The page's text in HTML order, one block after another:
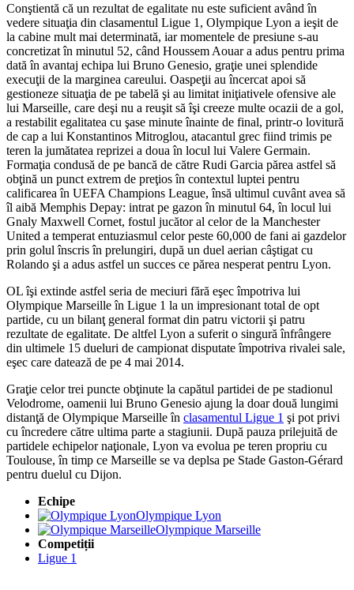
Conştientă că un rezultat de egalitate nu este suficient având în
vedere situaţia din clasamentul Ligue 1, Olympique Lyon a ieşit de
la cabine mult mai determinată, iar momentele de presiune s-au
concretizat în minutul 52, când Houssem Aouar a adus pentru prima
dată în avantaj echipa lui Bruno Genesio, graţie unei splendide
execuţii de la marginea careului. Oaspeţii au încercat apoi să
gestioneze situaţia de pe tabelă şi au limitat iniţiativele ofensive ale
lui Marseille, care deşi nu a reuşit să îşi creeze multe ocazii de a gol,
a restabilit egalitatea cu şase minute înainte de final, printr-o lovitură
de cap a lui Konstantinos Mitroglou, atacantul grec fiind trimis pe
teren la jumătatea reprizei a doua în locul lui Valere Germain.
Formaţia condusă de pe bancă de către Rudi Garcia părea astfel să
obţină un punct extrem de preţios în contextul luptei pentru
calificarea în UEFA Champions League, însă ultimul cuvânt avea să
îl aibă Memphis Depay: intrat pe gazon în minutul 64, în locul lui
Gnaly Maxwell Cornet, fostul jucător al celor de la Manchester
United a temperat entuziasmul celor peste 60,000 de fani ai gazdelor
prin golul înscris în prelungiri, după un duel aerian câştigat cu
Rolando şi a adus astfel un succes ce părea nesperat pentru Lyon.
OL îşi extinde astfel seria de meciuri fără eşec împotriva lui
Olympique Marseille în Ligue 1 la un impresionant total de opt
partide, cu un bilanţ general format din patru victorii şi patru
rezultate de egalitate. De altfel Lyon a suferit o singură înfrângere
din ultimele 15 dueluri de campionat disputate împotriva rivalei sale,
eşec care datează de pe 4 mai 2014.
Graţie celor trei puncte obţinute la capătul partidei de pe stadionul
Velodrome, oamenii lui Bruno Genesio ajung la doar două lungimi
distanţă de Olympique Marseille în clasamentul Ligue 1 şi pot privi
cu încredere către ultima parte a stagiunii. După pauza prilejuită de
partidele echipelor naţionale, Lyon va evolua pe teren propriu cu
Toulouse, în timp ce Marseille se va deplsa pe Stade Gaston-Gérard
pentru duelul cu Dijon.
Echipe
Olympique Lyon
Olympique Marseille
Competiții
Ligue 1